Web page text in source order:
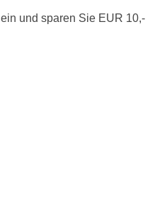
ein und sparen Sie EUR 10,-